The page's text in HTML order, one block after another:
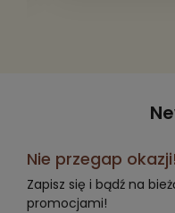
Nie przegap okazji!
Zapisz się i bądź na
promocjami!